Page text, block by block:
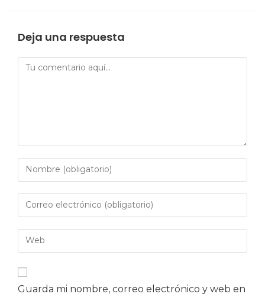
Deja una respuesta
Guarda mi nombre, correo electrónico y web en